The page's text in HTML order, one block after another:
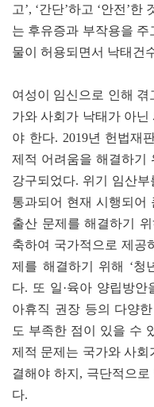
고’, ‘간단’하고 ‘안전’
는 후유증과 부작용을
물이 허용되면서 낙태건
여성이 임신으로 인해
가와 사회가 낙태가 아닌
야 한다. 2019년 헌법재
제적 어려움을 해결하기
강구되었다. 위기 임산부
통과되어 현재 시행되어
출산 문제를 해결하기
축하여 국가적으로 제공
제를 해결하기 위해 ‘청
다. 또 일·육아 양립방
아휴직 권장 등의 다양
도 부족한 점이 있을 수
제적 문제는 국가와 사회
결해야 하지, 극단적으
다.